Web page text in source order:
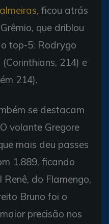
, ficou atrás
que driblou
top-5: Rodrygo
214) e
214).
se destacam
volante Gregore
mais deu passes
1.889, ficando
do Flamengo,
Bruno foi o
precisão nos